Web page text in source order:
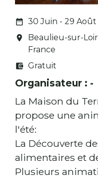
date_range 30 Juin - 29 Août
room
Beaulieu-sur-
France
account_balance_wallet Gratuit
Organisateur : -
La Maison du
propose une
l'été:
La Découverte
alimentaires et
Plusieurs